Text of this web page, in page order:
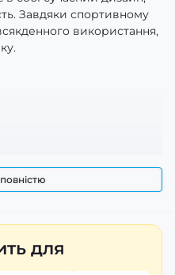
Завдяки спортивному
використання,
для